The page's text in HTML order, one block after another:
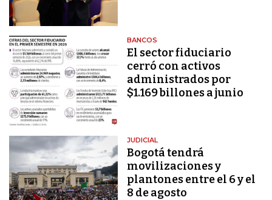
BANCOS
El sector fiduciario
cerró con activos
administrados por
$1.169 billones a junio
JUDICIAL
Bogotá tendrá
movilizaciones y
plantones entre el 6 y el
8 de agosto